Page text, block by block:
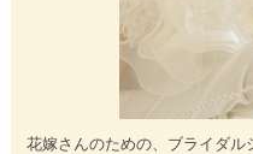
花嫁さんのための、ブライダ